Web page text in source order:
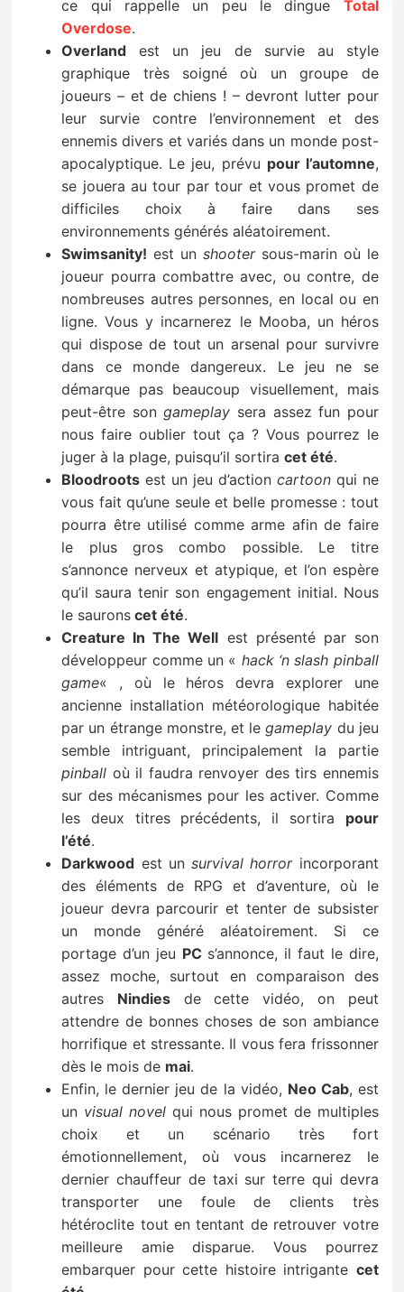
ce qui rappelle un peu le dingue Total
Overdose.
Overland est un jeu de survie au style
graphique très soigné où un groupe de
joueurs – et de chiens ! – devront lutter pour
leur survie contre l’environnement et des
ennemis divers et variés dans un monde post-
apocalyptique. Le jeu, prévu pour l’automne,
se jouera au tour par tour et vous promet de
difficiles choix à faire dans ses
environnements générés aléatoirement.
Swimsanity! est un shootersous-marin où le
joueur pourra combattre avec, ou contre, de
nombreuses autres personnes, en local ou en
ligne. Vous y incarnerez le Mooba, un héros
qui dispose de tout un arsenal pour survivre
dans ce monde dangereux. Le jeu ne se
démarque pas beaucoup visuellement, mais
peut-être songameplay sera assez fun pour
nous faire oublier tout ça ? Vous pourrez le
juger à la plage, puisqu’il sortiracet été.
Bloodroots est un jeu d’action cartoonqui ne
vous fait qu’une seule et belle promesse : tout
pourra être utilisé comme arme afin de faire
le plus gros combo possible. Le titre
s’annonce nerveux et atypique, et l’on espère
qu’il saura tenir son engagement initial. Nous
le saurons cet été.
Creature In The Well est présenté par son
développeur comme un « hack ‘n slash pinball
game« , où le héros devra explorer une
ancienne installation météorologique habitée
par un étrange monstre, et legameplay du jeu
semble intriguant, principalement la partie
pinball où il faudra renvoyer des tirs ennemis
sur des mécanismes pour les activer. Comme
les deux titres précédents, il sortira pour
l’été.
Darkwood est unsurvival horrorincorporant
des éléments de RPG et d’aventure, où le
joueur devra parcourir et tenter de subsister
un monde généré aléatoirement. Si ce
portage d’un jeu PC s’annonce, il faut le dire,
assez moche, surtout en comparaison des
autres Nindiesde cette vidéo, on peut
attendre de bonnes choses de son ambiance
horrifique et stressante. Il vous fera frissonner
dès le mois de mai.
Enfin, le dernier jeu de la vidéo, Neo Cab, est
un visual novel qui nous promet de multiples
choix et un scénario très fort
émotionnellement, où vous incarnerez le
dernier chauffeur de taxi sur terre qui devra
transporter une foule de clients très
hétéroclite tout en tentant de retrouver votre
meilleure amie disparue. Vous pourrez
embarquer pour cette histoire intrigante cet